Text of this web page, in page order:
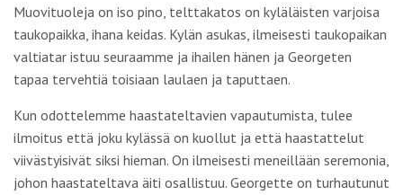
Muovituoleja on iso pino, telttakatos on kyläläisten varjoisa
taukopaikka, ihana keidas. Kylän asukas, ilmeisesti taukopaikan
valtiatar istuu seuraamme ja ihailen hänen ja Georgeten
tapaa tervehtiä toisiaan laulaen ja taputtaen.
Kun odottelemme haastateltavien vapautumista, tulee
ilmoitus että joku kylässä on kuollut ja että haastattelut
viivästyisivät siksi hieman. On ilmeisesti meneillään seremonia,
johon haastateltava äiti osallistuu. Georgette on turhautunut